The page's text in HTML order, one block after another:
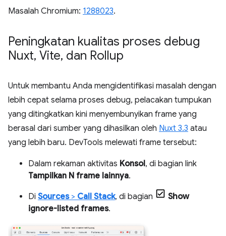
Masalah Chromium: 1288023.
Peningkatan kualitas proses debug
Nuxt, Vite, dan Rollup
Untuk membantu Anda mengidentifikasi masalah dengan
lebih cepat selama proses debug, pelacakan tumpukan
yang ditingkatkan kini menyembunyikan frame yang
berasal dari sumber yang dihasilkan oleh Nuxt 3.3 atau
yang lebih baru. DevTools melewati frame tersebut:
Dalam rekaman aktivitas Konsol, di bagian link
Tampilkan N frame lainnya.
Di Sources> Call Stack, di bagian
Show
ignore-listed frames.